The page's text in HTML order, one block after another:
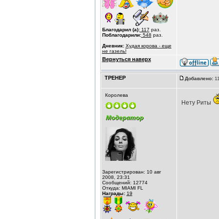
Благодарил (а):117 раз.
Поблагодарили:548 раз.
Дневник: Худая корова - еще
не газель!
Вернуться наверх
ТРЕНЕР Добавлено:
Королева
Зарегистрирован: 10 авг
2008, 23:31
Сообщений: 12774
Откуда: MIAMI FL
Награды: 19
Нету Риты